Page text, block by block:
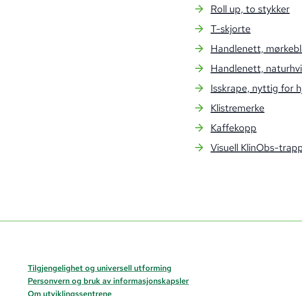
Roll up, to stykker
T-skjorte
Handlenett,
Handlenett,
Isskrape, nyttig for
Klistremerke
Kaffekopp
Visuell KlinObs-
Tilgjengelighet og universell utforming
Personvern og bruk av informasjonskapsler
Om utviklingssentrene